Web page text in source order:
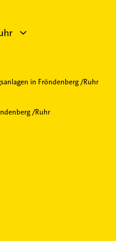
in Fröndenberg /Ruhr
/Ruhr